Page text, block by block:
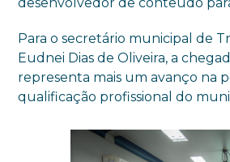
Para o secretário municipal de
Eudnei Dias de Oliveira, a
representa mais um avanço na
qualificação profissional do